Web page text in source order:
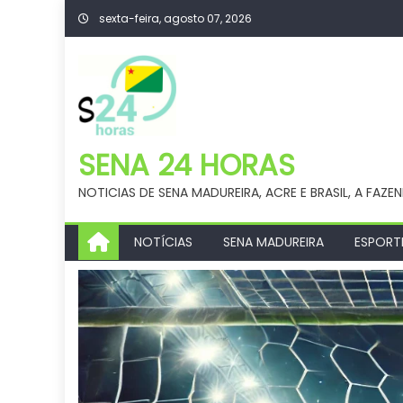
Skip
to
sexta-feira, agosto 07, 2026
SENA 24 HORAS
NOTICIAS DE SENA MADUREIRA, ACRE E BRASIL, A
NOTÍCIAS SENA MADUREIRA